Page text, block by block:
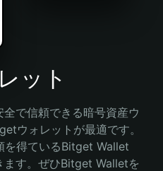
ット
で信頼できる暗号資産ウ
ウォレットが最適です。
を得ているBitget Wallet
ます。ぜひBitget Walletを